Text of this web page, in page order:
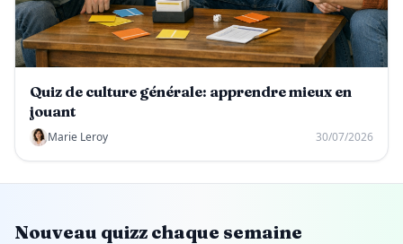
Quiz de culture générale: apprendre mieux en
jouant
Marie Leroy 30/07/2026
Nouveau quizz chaque semaine